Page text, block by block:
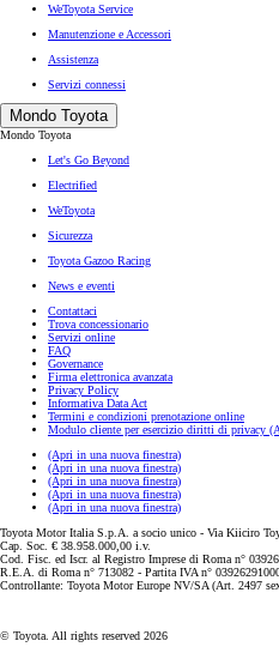
WeToyota Service
Manutenzione e Accessori
Assistenza
Servizi connessi
Mondo Toyota
Mondo Toyota
Let's Go Beyond
Electrified
WeToyota
Sicurezza
Toyota Gazoo Racing
News e eventi
Contattaci
Trova concessionario
Servizi online
FAQ
Governance
Firma elettronica avanzata
Privacy Policy
Informativa Data Act
Termini e condizioni prenotazione online
Modulo cliente per esercizio diritti di privacy
(Apri in una nuova finestra)
(Apri in una nuova finestra)
(Apri in una nuova finestra)
(Apri in una nuova finestra)
(Apri in una nuova finestra)
Toyota Motor Italia S.p.A. a socio unico - Via Kiiciro
Cap. Soc. € 38.958.000,00 i.v.
Cod. Fisc. ed Iscr. al Registro Imprese di Roma n°
R.E.A. di Roma n° 713082 - Partita IVA n°
Controllante: Toyota Motor Europe NV/SA (Art. 2497
© Toyota. All rights reserved 2026